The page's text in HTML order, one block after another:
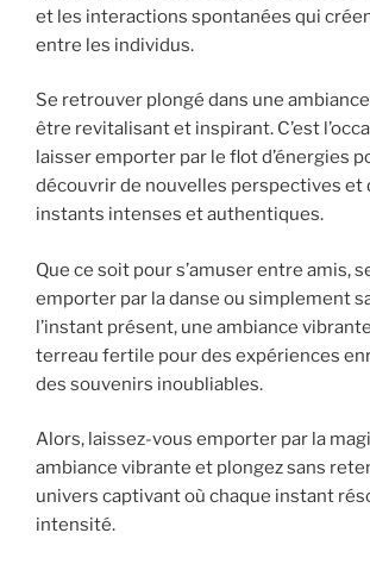
et les interactions spontanées qui
entre les individus.
Se retrouver plongé dans une
être revitalisant et inspirant. C’est
laisser emporter par le flot d’énergies
découvrir de nouvelles perspectives et
instants intenses et authentiques.
Que ce soit pour s’amuser entre amis,
emporter par la danse ou simplement
l’instant présent, une ambiance
terreau fertile pour des expériences
des souvenirs inoubliables.
Alors, laissez-vous emporter par la
ambiance vibrante et plongez sans
univers captivant où chaque instant
intensité.